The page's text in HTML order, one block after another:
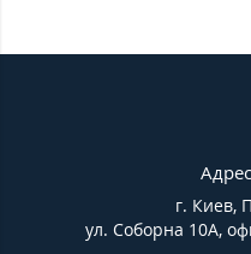
г. Киев,
ул. Соборна 10А,